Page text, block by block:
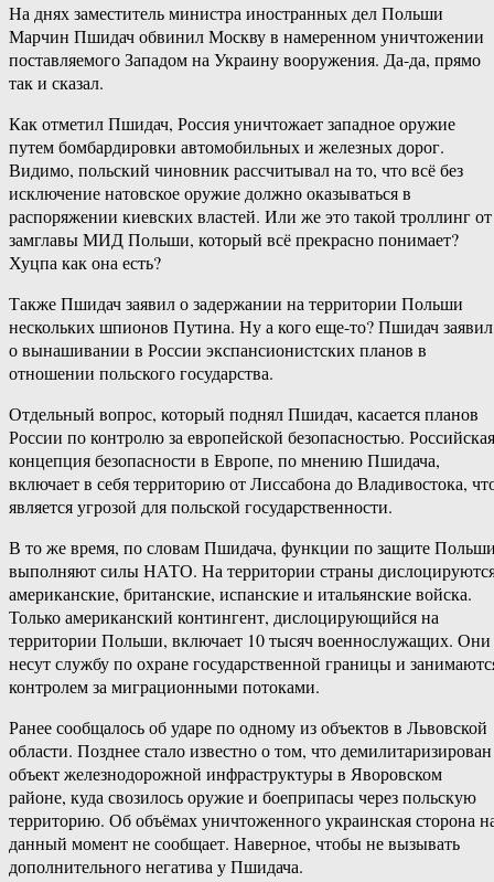
На днях заместитель министра иностранных дел Польши
Марчин Пшидач обвинил Москву в намеренном уничтожении
поставляемого Западом на Украину вооружения. Да-да, прямо
так и сказал.
Как отметил Пшидач, Россия уничтожает западное оружие
путем бомбардировки автомобильных и железных дорог.
Видимо, польский чиновник рассчитывал на то, что всё без
исключение натовское оружие должно оказываться в
распоряжении киевских властей. Или же это такой троллинг от
замглавы МИД Польши, который всё прекрасно понимает?
Хуцпа как она есть?
Также Пшидач заявил о задержании на территории Польши
нескольких шпионов Путина. Ну а кого еще-то? Пшидач заявил
о вынашивании в России экспансионистских планов в
отношении польского государства.
Отдельный вопрос, который поднял Пшидач, касается планов
России по контролю за европейской безопасностью. Российская
концепция безопасности в Европе, по мнению Пшидача,
включает в себя территорию от Лиссабона до Владивостока,
является угрозой для польской государственности.
В то же время, по словам Пшидача, функции по защите
выполняют силы НАТО. На территории страны
американские, британские, испанские и итальянские войска.
Только американский контингент, дислоцирующийся на
территории Польши, включает 10 тысяч военнослужащих. Они
несут службу по охране государственной границы и
контролем за миграционными потоками.
Ранее сообщалось об ударе по одному из объектов в Львовской
области. Позднее стало известно о том, что демилитаризирован
объект железнодорожной инфраструктуры в Яворовском
районе, куда свозилось оружие и боеприпасы через польскую
территорию. Об объёмах уничтоженного украинская сторона
данный момент не сообщает. Наверное, чтобы не вызывать
дополнительного негатива у Пшидача.